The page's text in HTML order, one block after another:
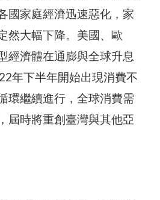
國家庭經濟迅速惡化，家
然大幅下降。美國、歐
經濟體在通膨與全球升息
年下半年開始出現消費不
環繼續進行，全球消費需
屆時將重創臺灣與其他亞